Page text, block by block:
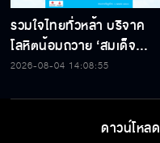
รวมใจไทยทั่วหล้า บริจาค
โลหิตน้อมถวาย ‘สมเด็จ
พระบรมราชชนนีพันปีหลวง’
ระลึก 80 พรรษาฯ อันทรง
2026-08-04 14:08:55
ดาวน์โหลด